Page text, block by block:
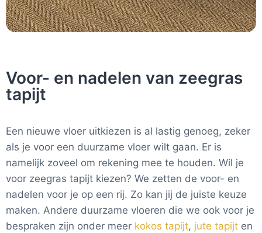
Voor- en nadelen van zeegras
tapijt
Een nieuwe vloer uitkiezen is al lastig genoeg, zeker
als je voor een duurzame vloer wilt gaan. Er is
namelijk zoveel om rekening mee te houden. Wil je
voor zeegras tapijt kiezen? We zetten de voor- en
nadelen voor je op een rij. Zo kan jij de juiste keuze
maken. Andere duurzame vloeren die we ook voor je
bespraken zijn onder meer kokos tapijt, jute tapijt en